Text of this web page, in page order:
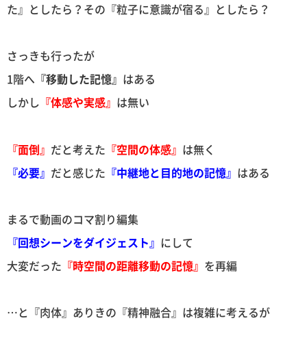
た』としたら？その『粒子に意識が宿る』としたら？
さっきも行ったが
1階へ 『移動した記憶』 はある
しかし 『体感や実感』 は無い
『面倒』 だと考えた 『空間の体感』 は無く
『必要』 だと感じた 『中継地と目的地の記憶』 はある
まるで動画のコマ割り編集
『回想シーンをダイジェスト』 にして
大変だった 『時空間の距離移動の記憶』 を再編
…と『肉体』ありきの『精神融合』は複雑に考えるが